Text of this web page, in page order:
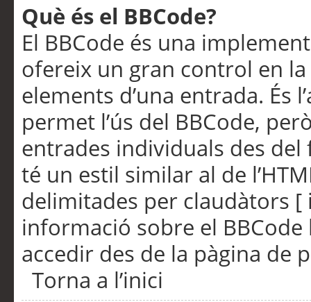
Què és el BBCode?
El BBCode és una
ofereix un gran control en
elements d’una entrada. És
permet l’ús del BBCode,
entrades individuals des
té un estil similar al de
delimitades per claudàtors [
informació sobre el
accedir des de la pàgina de
Torna a l’inici